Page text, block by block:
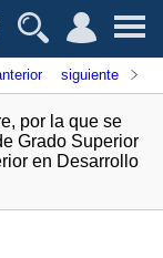
siguiente
por la que se
Grado Superior
en Desarrollo